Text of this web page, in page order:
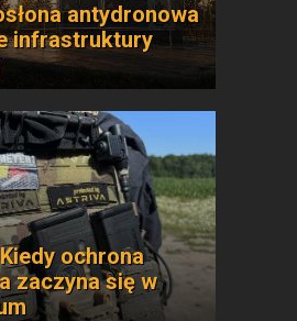
antydronowa
infrastruktury
ochrona
zaczyna się w